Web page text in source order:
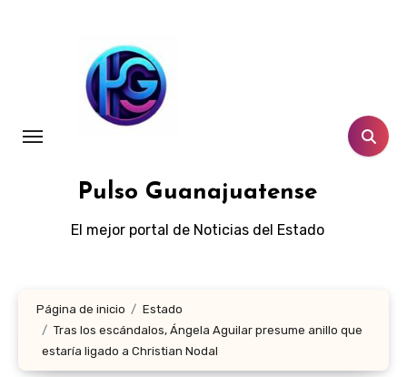
Pulso Guanajuatense
El mejor portal de Noticias del Estado
Página de inicio
Estado
Tras los escándalos, Ángela Aguilar presume anillo que
estaría ligado a Christian Nodal